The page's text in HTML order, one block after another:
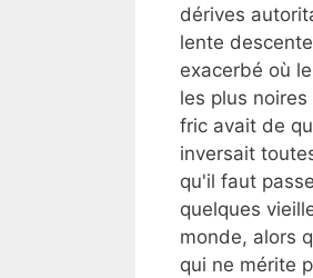
dérives
lente
exacerbé où
les plus
fric avait de
inversait
qu'il faut
quelques
monde, alors
qui ne mérite